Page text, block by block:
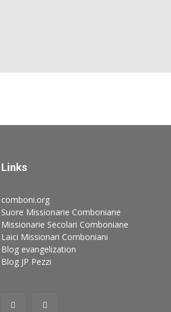
Links
comboni.org
Suore Missionarie Comboniane
Missionarie Secolari Comboniane
Laici Missionari Comboniani
Blog evangelization
Blog JP Pezzi